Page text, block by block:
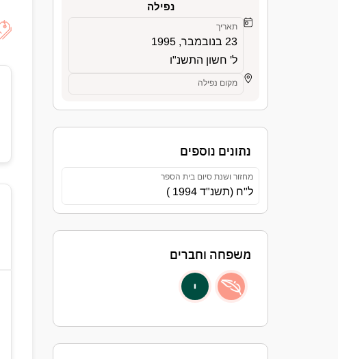
נפילה
תאריך
23 בנובמבר, 1995
ל' חשון התשנ"ו
מקום נפילה
נתונים נוספים
מחזור ושנת סיום בית הספר
ל"ח (תשנ"ד 1994 )
משפחה וחברים